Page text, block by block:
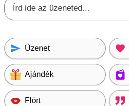
Üzenet
Ajándék
Flört